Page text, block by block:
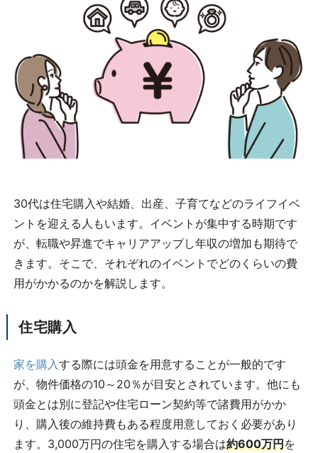
30代は住宅購入や結婚、出産、子育てなどのライフイベ
ントを迎える人もいます。イベントが集中する時期です
が、転職や昇進でキャリアアップし年収の増加も期待で
きます。そこで、それぞれのイベントでどのくらいの費
用がかかるのかを解説します。
住宅購入
家を購入する際には頭金を用意することが一般的です
が、物件価格の10～20％が目安とされています。他にも
頭金とは別に登記や住宅ローン契約等で諸費用がかか
り、購入後の維持費もある程度用意しておく必要があり
ます。3,000万円の住宅を購入する場合は約600万円を